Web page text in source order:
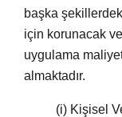
başka
için korunacak
uygulama
almaktadır.
(i) Kişisel